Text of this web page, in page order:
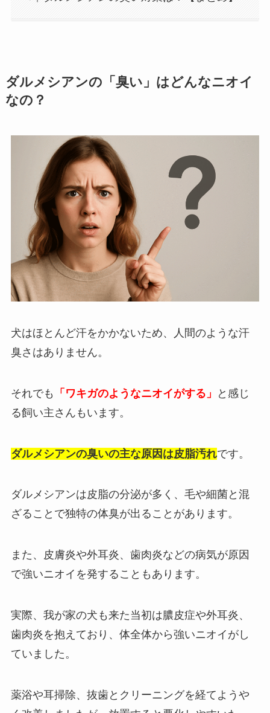
ダルメシアンの「臭い」はどんなニオイ
なの？
犬はほとんど汗をかかないため、人間のような汗
臭さはありません。
それでも 「ワキガのようなニオイがする」
と感じ
る飼い主さんもいます。
ダルメシアンの臭いの主な原因は皮脂汚れです。
ダルメシアンは皮脂の分泌が多く、毛や細菌と混
ざることで独特の体臭が出ることがあります。
また、皮膚炎や外耳炎、歯肉炎などの病気が原因
で強いニオイを発することもあります。
実際、我が家の犬も来た当初は膿皮症や外耳炎、
歯肉炎を抱えており、体全体から強いニオイがし
ていました。
薬浴や耳掃除、抜歯とクリーニングを経てようや